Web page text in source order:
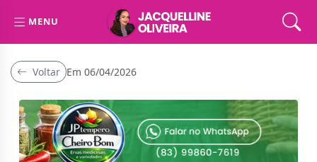
MENU
Voltar Em 06/04/2026